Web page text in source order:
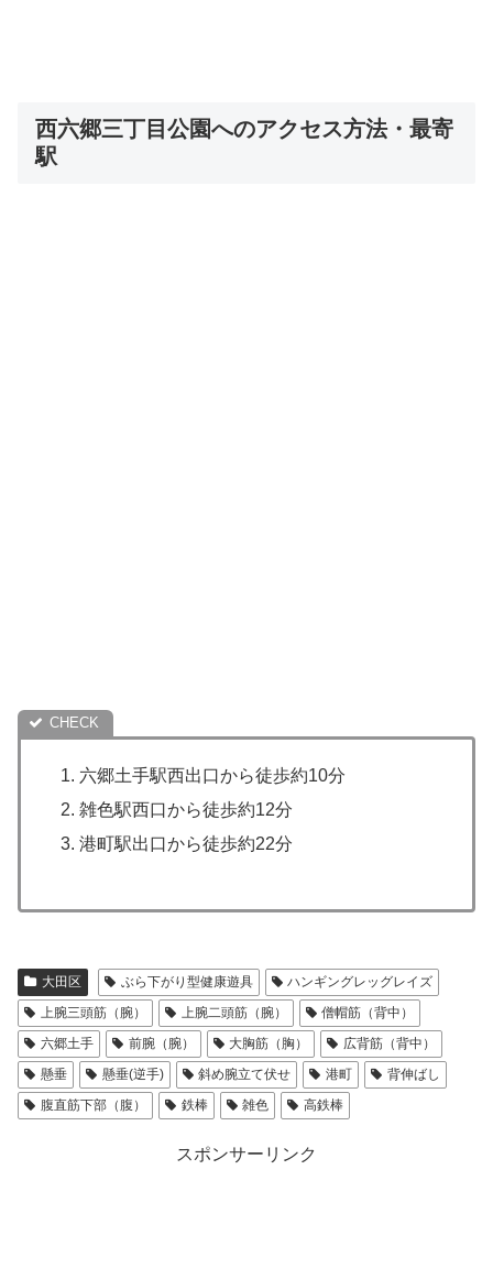
西六郷三丁目公園へのアクセス方法・最寄
駅
六郷土手駅西出口から徒歩約10分
雑色駅西口から徒歩約12分
港町駅出口から徒歩約22分
大田区 ぶら下がり型健康遊具
ハンギングレッグレイズ
上腕三頭筋（腕）
上腕二頭筋（腕）
僧帽筋（背中）
六郷土手
前腕（腕） 大胸筋（胸）
広背筋（背中）
懸垂
懸垂(逆手) 斜め腕立て伏せ 港町
背伸ばし
腹直筋下部（腹）
鉄棒 雑色 高鉄棒
スポンサーリンク